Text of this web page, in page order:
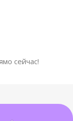
сейчас!